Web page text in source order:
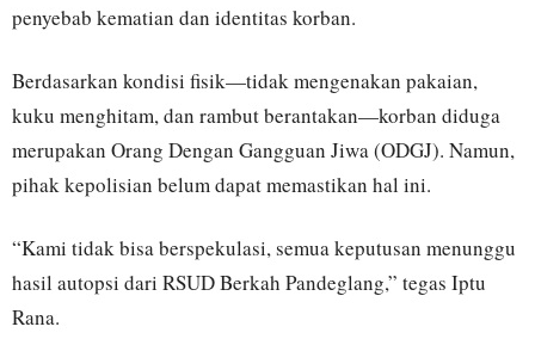
penyebab kematian dan identitas korban.
Berdasarkan kondisi fisik—tidak mengenakan pakaian,
kuku menghitam, dan rambut berantakan—korban diduga
merupakan Orang Dengan Gangguan Jiwa (ODGJ). Namun,
pihak kepolisian belum dapat memastikan hal ini.
“Kami tidak bisa berspekulasi, semua keputusan menunggu
hasil autopsi dari RSUD Berkah Pandeglang,” tegas Iptu
Rana.